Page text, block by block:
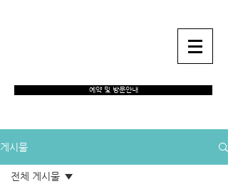
예약 및 방문안내
게시물
전체 게시물